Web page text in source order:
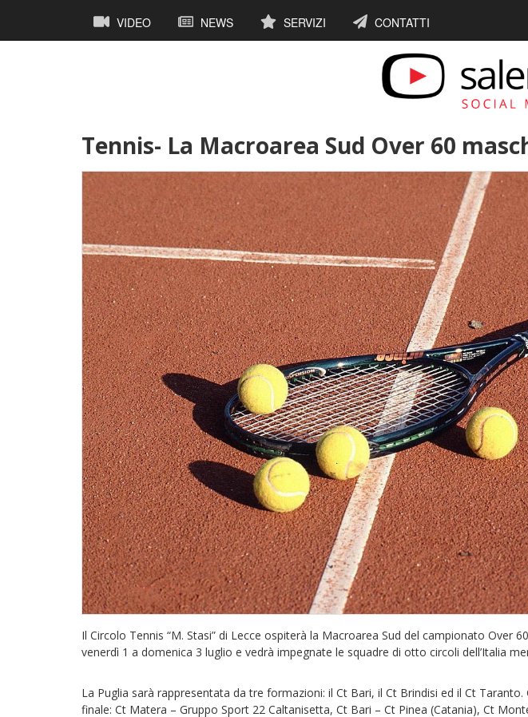
contenuto
Navigazione
principale
VIDEO NEWS SERVIZI CONTATTI
Tennis- La Macroarea Sud Over 60
Il Circolo Tennis “M. Stasi” di Lecce ospiterà la Macroarea Sud del campionato Over
venerdì 1 a domenica 3 luglio e vedrà impegnate le squadre di otto circoli dell’Italia
La Puglia sarà rappresentata da tre formazioni: il Ct Bari, il Ct Brindisi ed il Ct
finale: Ct Matera – Gruppo Sport 22 Caltanisetta, Ct Bari – Ct Pinea (Catania), Ct